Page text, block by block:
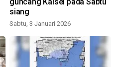
siang
Sabtu, 3 Januari 2026